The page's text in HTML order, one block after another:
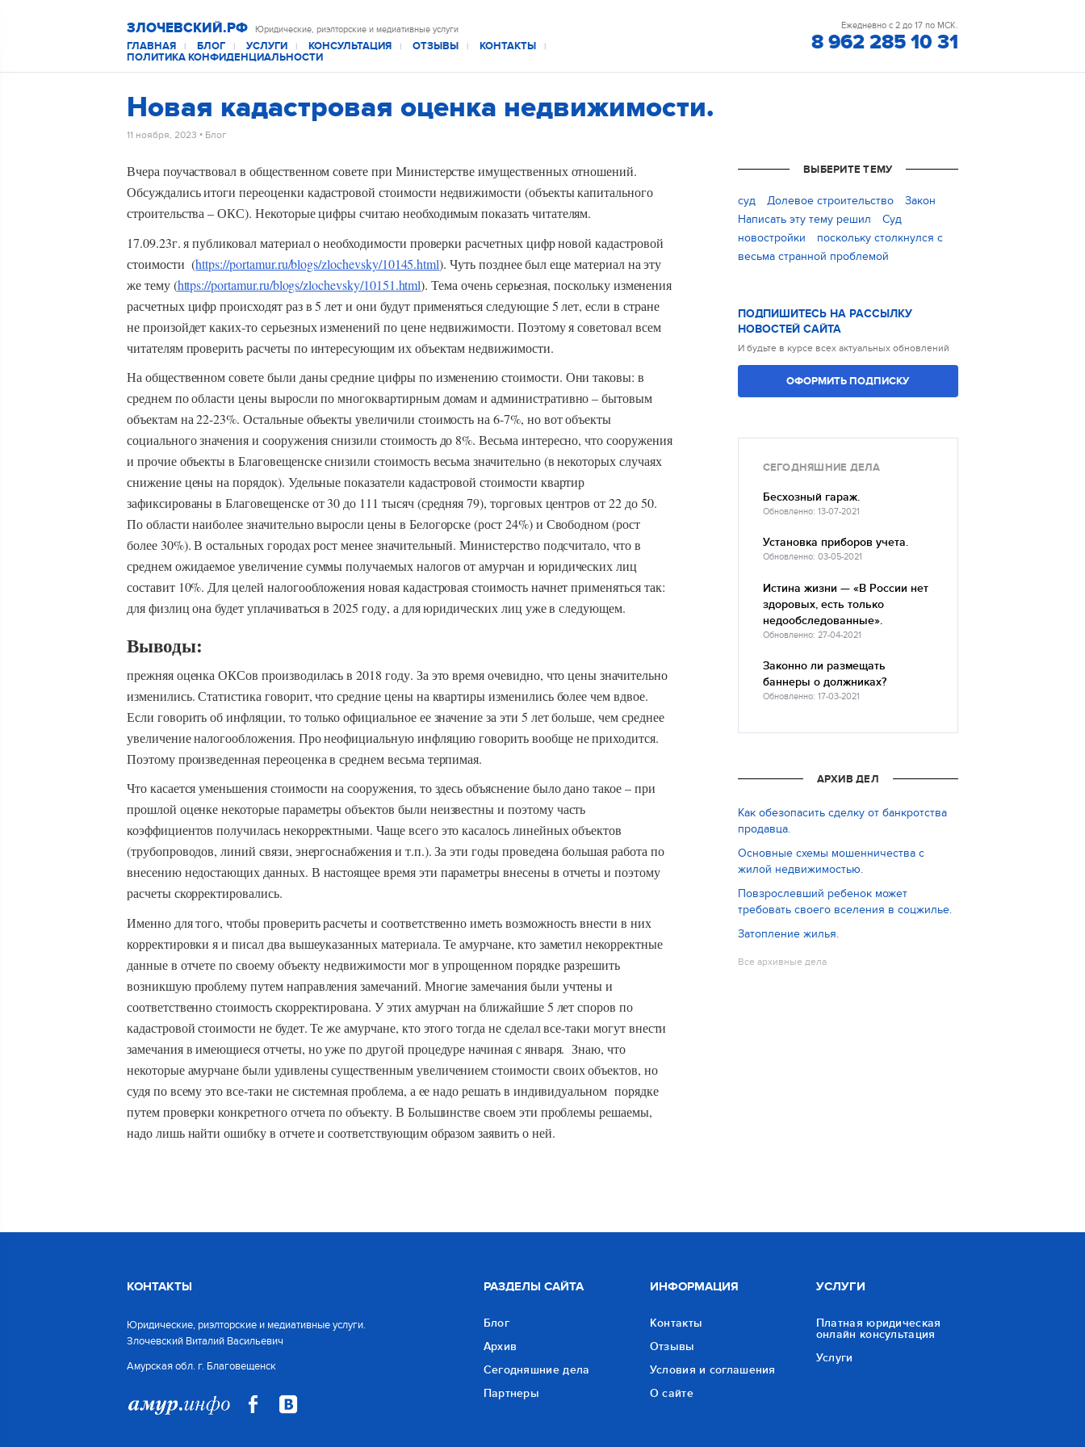
ЗЛОЧЕВСКИЙ.РФ Юридические, риэлторские и медиативные услуги
ГЛАВНАЯ | БЛОГ | УСЛУГИ | КОНСУЛЬТАЦИЯ | ОТЗЫВЫ | КОНТАКТЫ |
ПОЛИТИКА КОНФИДЕНЦИАЛЬНОСТИ
Ежедневно с 2 до 17 по МСК.
8 962 285 10 31
Новая кадастровая оценка недвижимости.
11 ноября, 2023 • Блог
Вчера поучаствовал в общественном совете при Министерстве имущественных отношений.
Обсуждались итоги переоценки кадастровой стоимости недвижимости (объекты капитального
строительства – ОКС). Некоторые цифры считаю необходимым показать читателям.
17.09.23г. я публиковал материал о необходимости проверки расчетных цифр новой кадастровой
стоимости (https://portamur.ru/blogs/zlochevsky/10145.html). Чуть позднее был еще материал на эту
же тему (https://portamur.ru/blogs/zlochevsky/10151.html). Тема очень серьезная, поскольку изменения
расчетных цифр происходят раз в 5 лет и они будут применяться следующие 5 лет, если в стране
не произойдет каких-то серьезных изменений по цене недвижимости. Поэтому я советовал всем
читателям проверить расчеты по интересующим их объектам недвижимости.
На общественном совете были даны средние цифры по изменению стоимости. Они таковы: в
среднем по области цены выросли по многоквартирным домам и административно – бытовым
объектам на 22-23%. Остальные объекты увеличили стоимость на 6-7%, но вот объекты
социального значения и сооружения снизили стоимость до 8%. Весьма интересно, что сооружения
и прочие объекты в Благовещенске снизили стоимость весьма значительно (в некоторых случаях
снижение цены на порядок). Удельные показатели кадастровой стоимости квартир
зафиксированы в Благовещенске от 30 до 111 тысяч (средняя 79), торговых центров от 22 до 50.
По области наиболее значительно выросли цены в Белогорске (рост 24%) и Свободном (рост
более 30%). В остальных городах рост менее значительный. Министерство подсчитало, что в
среднем ожидаемое увеличение суммы получаемых налогов от амурчан и юридических лиц
составит 10%. Для целей налогообложения новая кадастровая стоимость начнет применяться так:
для физлиц она будет уплачиваться в 2025 году, а для юридических лиц уже в следующем.
Выводы:
прежняя оценка ОКСов производилась в 2018 году. За это время очевидно, что цены значительно
изменились. Статистика говорит, что средние цены на квартиры изменились более чем вдвое.
Если говорить об инфляции, то только официальное ее значение за эти 5 лет больше, чем среднее
увеличение налогообложения. Про неофициальную инфляцию говорить вообще не приходится.
Поэтому произведенная переоценка в среднем весьма терпимая.
Что касается уменьшения стоимости на сооружения, то здесь объяснение было дано такое – при
прошлой оценке некоторые параметры объектов были неизвестны и поэтому часть
коэффициентов получилась некорректными. Чаще всего это касалось линейных объектов
(трубопроводов, линий связи, энергоснабжения и т.п.). За эти годы проведена большая работа по
внесению недостающих данных. В настоящее время эти параметры внесены в отчеты и поэтому
расчеты скорректировались.
Именно для того, чтобы проверить расчеты и соответственно иметь возможность внести в них
корректировки я и писал два вышеуказанных материала. Те амурчане, кто заметил некорректные
данные в отчете по своему объекту недвижимости мог в упрощенном порядке разрешить
возникшую проблему путем направления замечаний. Многие замечания были учтены и
соответственно стоимость скорректирована. У этих амурчан на ближайшие 5 лет споров по
кадастровой стоимости не будет. Те же амурчане, кто этого тогда не сделал все-таки могут внести
замечания в имеющиеся отчеты, но уже по другой процедуре начиная с января. Знаю, что
некоторые амурчане были удивлены существенным увеличением стоимости своих объектов, но
судя по всему это все-таки не системная проблема, а ее надо решать в индивидуальном порядке
путем проверки конкретного отчета по объекту. В Большинстве своем эти проблемы решаемы,
надо лишь найти ошибку в отчете и соответствующим образом заявить о ней.
ВЫБЕРИТЕ ТЕМУ
cуд Долевое строительство
Закон
Написать эту тему решил
Суд
новостройки
поскольку столкнулся с
весьма странной проблемой
ПОДПИШИТЕСЬ НА РАССЫЛКУ
НОВОСТЕЙ САЙТА
И будьте в курсе всех актуальных обновлений
ОФОРМИТЬ ПОДПИСКУ
СЕГОДНЯШНИЕ ДЕЛА
Бесхозный гараж.
Обновленно: 13-07-2021
Установка приборов учета.
Обновленно: 03-05-2021
Истина жизни — «В России нет
здоровых, есть только
недообследованные».
Обновленно: 27-04-2021
Законно ли размещать
баннеры о должниках?
Обновленно: 17-03-2021
АРХИВ ДЕЛ
Как обезопасить сделку от банкротства
продавца.
Основные схемы мошенничества с
жилой недвижимостью.
Повзрослевший ребенок может
требовать своего вселения в соцжилье.
Затопление жилья.
Все архивные дела
КОНТАКТЫ
Юридические, риэлторские и медиативные услуги.
Злочевский Виталий Васильевич
Амурская обл. г. Благовещенск
РАЗДЕЛЫ САЙТА
Блог
Архив
Сегодняшние дела
Партнеры
ИНФОРМАЦИЯ
Контакты
Отзывы
Условия и соглашения
О сайте
УСЛУГИ
Платная юридическая
онлайн консультация
Услуги